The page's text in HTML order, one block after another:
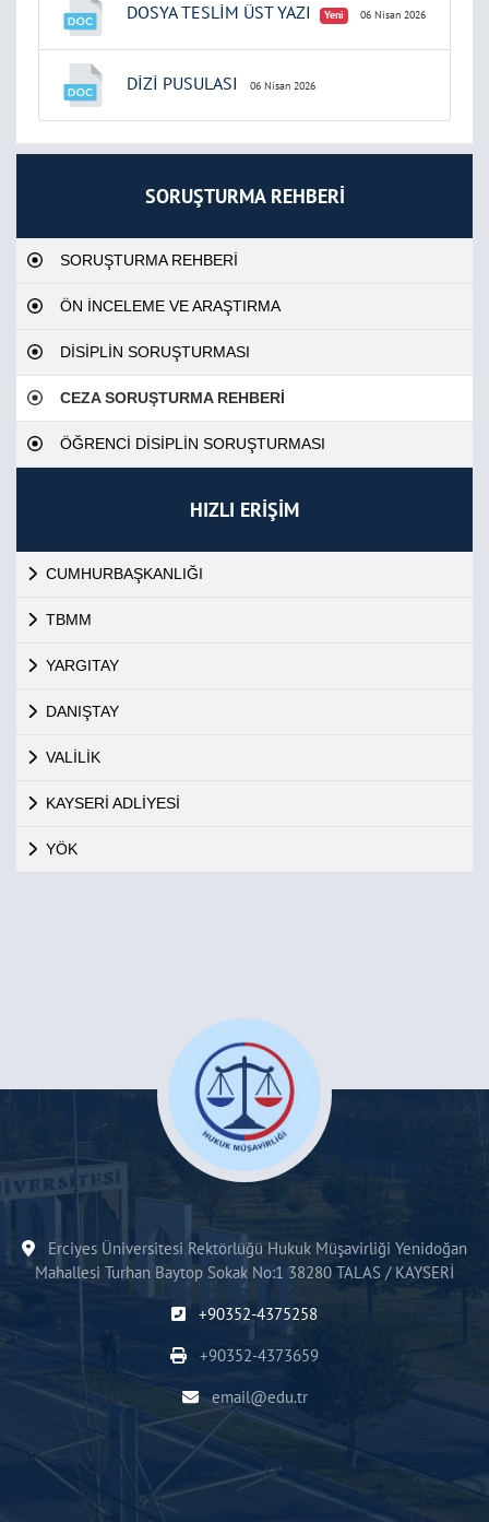
SORUŞTURMA REHBERİ
SORUŞTURMA REHBERİ
ÖN İNCELEME VE ARAŞTIRMA
DİSİPLİN SORUŞTURMASI
CEZA SORUŞTURMA REHBERİ
ÖĞRENCİ DİSİPLİN SORUŞTURMASI
HIZLI ERİŞİM
CUMHURBAŞKANLIĞI
TBMM
YARGITAY
DANIŞTAY
VALİLİK
KAYSERİ ADLİYESİ
YÖK
DOSYA TESLİM ÜST YAZI Yeni 06 Nisan 2026
DİZİ PUSULASI 06 Nisan 2026
Erciyes Üniversitesi Rektörlüğü Hukuk Müşavirliği Yenidoğan
Mahallesi Turhan Baytop Sokak No:1 38280 TALAS / KAYSERİ
+90352-4375258
+90352-4373659
email@edu.tr